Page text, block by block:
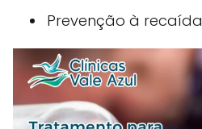
Prevenção à recaída